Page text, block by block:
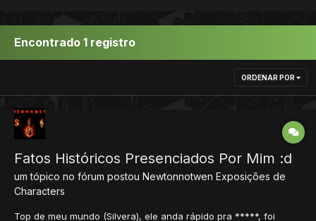
Encontrado 1 registro
ORDENAR POR
Fatos Históricos Presenciados Por Mim :d
um tópico no fórum postou Newtonnotwen Exposições de
Characters
Top de meu mundo (Silvera), ele anda rápido pra *****, foi